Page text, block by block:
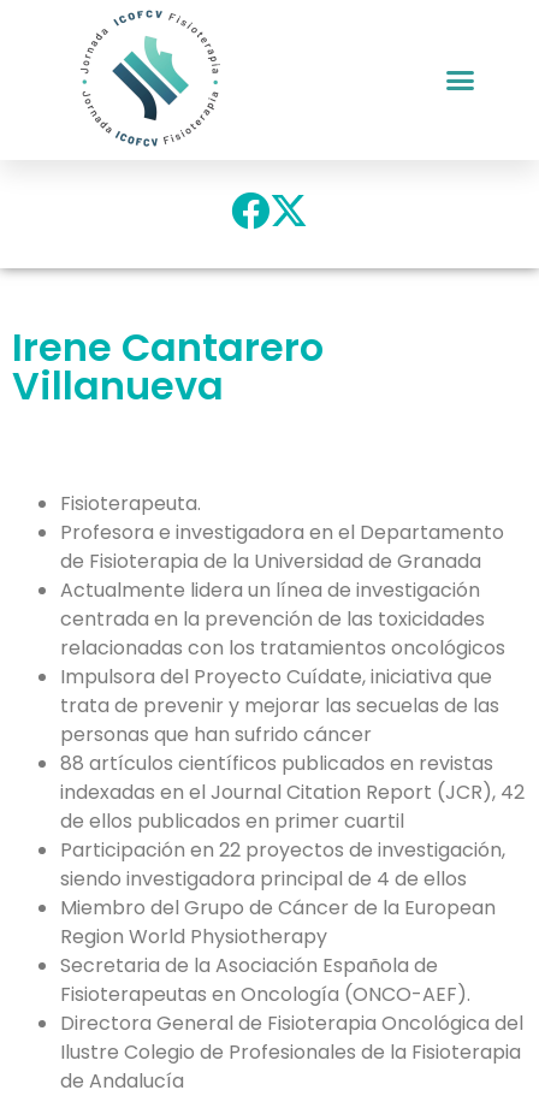
Irene Cantarero
Villanueva
Fisioterapeuta.
Profesora e investigadora en el Departamento
de Fisioterapia de la Universidad de Granada
Actualmente lidera un línea de investigación
centrada en la prevención de las toxicidades
relacionadas con los tratamientos oncológicos
Impulsora del Proyecto Cuídate, iniciativa que
trata de prevenir y mejorar las secuelas de las
personas que han sufrido cáncer
88 artículos científicos publicados en revistas
indexadas en el Journal Citation Report (JCR), 42
de ellos publicados en primer cuartil
Participación en 22 proyectos de investigación,
siendo investigadora principal de 4 de ellos
Miembro del Grupo de Cáncer de la European
Region World Physiotherapy
Secretaria de la Asociación Española de
Fisioterapeutas en Oncología (ONCO-AEF).
Directora General de Fisioterapia Oncológica del
Ilustre Colegio de Profesionales de la Fisioterapia
de Andalucía